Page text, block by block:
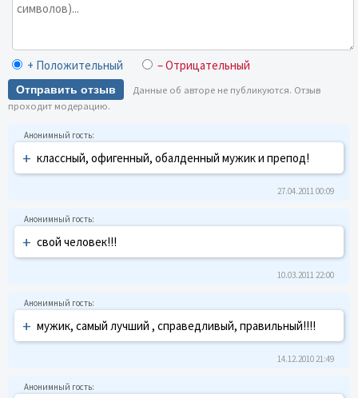
+ Положительный – Отрицательный
Отправить отзыв
Данные об авторе не публикуются. Отзыв
проходит модерацию.
+ классный, офигенный, обалденный мужик и препод!
27.04.2011 00:09
+ свой человек!!!
10.03.2011 22:00
+ мужик, самый лучший , справедливый, правильный!!!!
14.12.2010 21:49